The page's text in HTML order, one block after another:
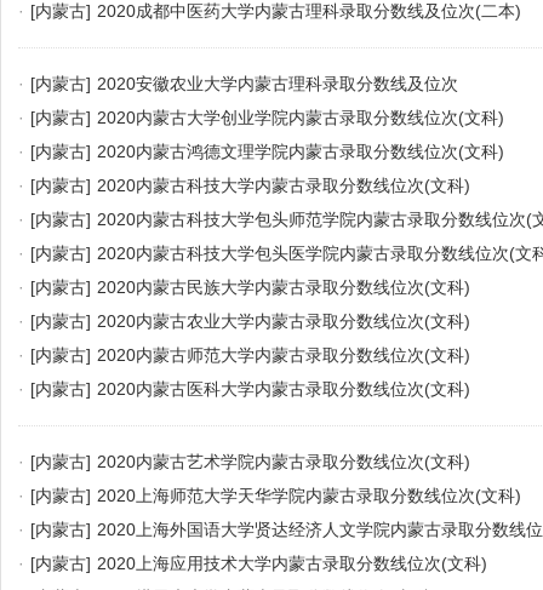
· [内蒙古] 2020成都中医药大学内蒙古理科录取分数线及位次(二本)
· [内蒙古] 2020安徽农业大学内蒙古理科录取分数线及位次
· [内蒙古] 2020内蒙古大学创业学院内蒙古录取分数线位次(文科)
· [内蒙古] 2020内蒙古鸿德文理学院内蒙古录取分数线位次(文科)
· [内蒙古] 2020内蒙古科技大学内蒙古录取分数线位次(文科)
· [内蒙古] 2020内蒙古科技大学包头师范学院内蒙古录取分数线位次(
· [内蒙古] 2020内蒙古科技大学包头医学院内蒙古录取分数线位次(文
· [内蒙古] 2020内蒙古民族大学内蒙古录取分数线位次(文科)
· [内蒙古] 2020内蒙古农业大学内蒙古录取分数线位次(文科)
· [内蒙古] 2020内蒙古师范大学内蒙古录取分数线位次(文科)
· [内蒙古] 2020内蒙古医科大学内蒙古录取分数线位次(文科)
· [内蒙古] 2020内蒙古艺术学院内蒙古录取分数线位次(文科)
· [内蒙古] 2020上海师范大学天华学院内蒙古录取分数线位次(文科)
· [内蒙古] 2020上海外国语大学贤达经济人文学院内蒙古录取分数线
· [内蒙古] 2020上海应用技术大学内蒙古录取分数线位次(文科)